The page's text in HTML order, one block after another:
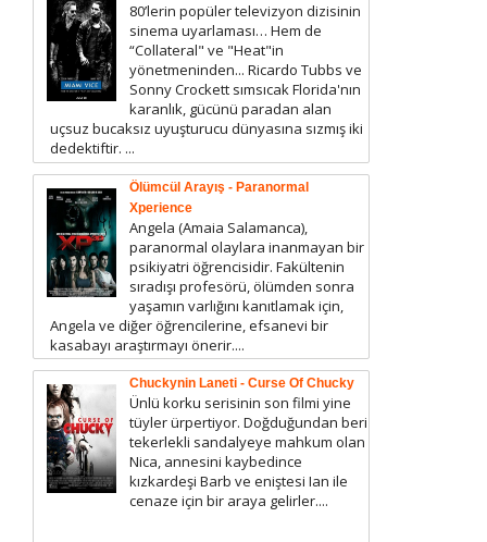
80’lerin popüler televizyon dizisinin
sinema uyarlaması… Hem de
“Collateral" ve "Heat"in
yönetmeninden... Ricardo Tubbs ve
Sonny Crockett sımsıcak Florida'nın
karanlık, gücünü paradan alan
uçsuz bucaksız uyuşturucu dünyasına sızmış iki
dedektiftir. ...
Ölümcül Arayış - Paranormal
Xperience
Angela (Amaia Salamanca),
paranormal olaylara inanmayan bir
psikiyatri öğrencisidir. Fakültenin
sıradışı profesörü, ölümden sonra
yaşamın varlığını kanıtlamak için,
Angela ve diğer öğrencilerine, efsanevi bir
kasabayı araştırmayı önerir....
Chuckynin Laneti - Curse Of Chucky
Ünlü korku serisinin son filmi yine
tüyler ürpertiyor. Doğduğundan beri
tekerlekli sandalyeye mahkum olan
Nica, annesini kaybedince
kızkardeşi Barb ve eniştesi Ian ile
cenaze için bir araya gelirler....